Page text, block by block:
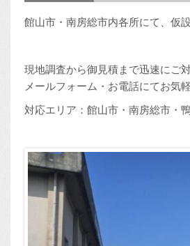
館山市・南房総市内各所にて、仮
現地調査から御見積まで迅速にご
メールフォーム・お電話にてお気
対応エリア：館山市・南房総市・